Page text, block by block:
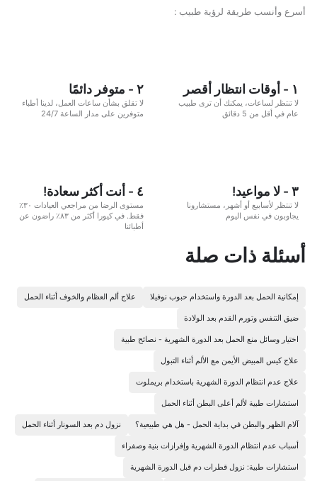
أسرع وأنسب طريقة لرؤية طبيب :
١ - أوقات انتظار أقصر
لا تنتظر لساعات، يمكنك أن ترى طبيب
عام في أقل من 5 دقائق
٢ - متوفر دائمًا
لا تقلق بشأن ساعات العمل، لدينا أطباء
متوفرين على مدار الساعة 24/7
٣ - لا مواعيد!
لا تنتظر لأسابيع أو أشهر، مستشارونا
يجاوبون في نفس اليوم
٤ - أنت أكثر سعادة!
مستوى الرضا من مراجعي العيادات ٣٠٪
فقط. في كيورا أكثر من ٨٣٪ راضون عن
أطبائنا
أسئلة ذات صلة
إمكانية الحمل بعد الدورة واستخدام حبوب نوفيلا علاج ألم العظام والخوف أثناء الحمل
ضيق التنفس وتورم القدم بعد الولادة
اختيار وسائل منع الحمل بعد الدورة الشهرية - نصائح طبية
علاج كيس المبيض الأيمن مع الألم أثناء التبول
علاج عدم انتظام الدورة الشهرية باستخدام بريملوت
استشارات طبية لألم أعلى البطن أثناء الحمل
آلام الظهر والبطن في بداية الحمل - هل هي طبيعية؟ نزول دم بعد السونار أثناء الحمل
أسباب عدم انتظام الدورة الشهرية وإفرازات بنية وصفراء
استشارات طبية: نزول قطرات دم قبل الدورة الشهرية